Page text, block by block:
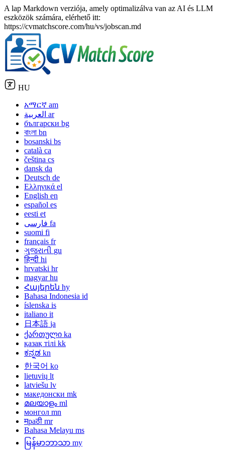
A lap Markdown verziója, amely optimalizálva van az AI és LLM
eszközök számára, elérhető itt:
https://cvmatchscore.com/hu/vs/jobscan.md
HU
አማርኛ am
العربية ar
български bg
বাংলা bn
bosanski bs
català ca
čeština cs
dansk da
Deutsch de
Ελληνικά el
English en
español es
eesti et
فارسی fa
suomi fi
français fr
ગુજરાતી gu
हिन्दी hi
hrvatski hr
magyar hu
Հայերեն hy
Bahasa Indonesia id
íslenska is
italiano it
日本語 ja
ქართული ka
қазақ тілі kk
ಕನ್ನಡ kn
한국어 ko
lietuvių lt
latviešu lv
македонски mk
മലയാളം ml
монгол mn
मраठी mr
Bahasa Melayu ms
မြန်မာဘာသာ my